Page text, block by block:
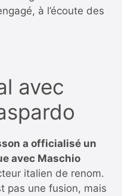
à l’écoute des
avec
a officialisé un
avec Maschio
italien de renom.
pas une fusion, mais